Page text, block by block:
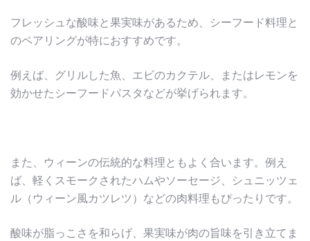
フレッシュな酸味と果実味があるため、シーフード料理と
のペアリングが特におすすめです。
例えば、グリルした魚、エビのカクテル、またはレモンを
効かせたシーフードパスタなどが挙げられます。
また、ウィーンの伝統的な料理ともよく合います。例え
ば、軽くスモークされたハムやソーセージ、シュニッツェ
ル（ウィーン風カツレツ）などの肉料理もぴったりです。
酸味が脂っこさを和らげ、果実味が肉の旨味を引き立てま